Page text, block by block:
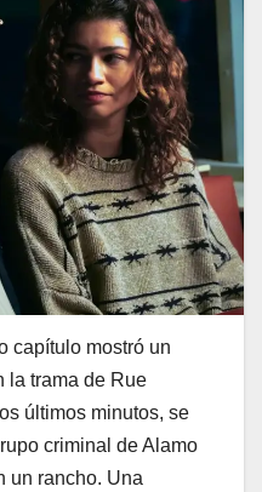
capítulo mostró un
la trama de Rue
últimos minutos, se
criminal de Alamo
un rancho. Una